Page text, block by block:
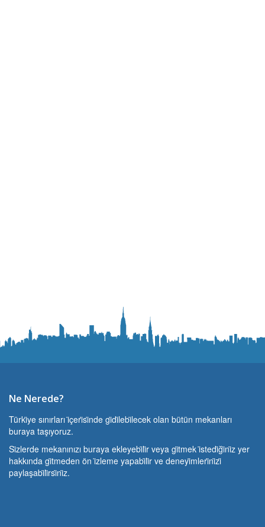
Ne Nerede?
Türki̇ye sınırları i̇çeri̇si̇nde gi̇di̇lebi̇lecek olan bütün mekanları
buraya taşıyoruz.
Si̇zlerde mekanınızı buraya ekleyebi̇li̇r veya gi̇tmek i̇stedi̇ği̇ni̇z yer
hakkında gi̇tmeden ön i̇zleme yapabi̇li̇r ve deneyi̇mleri̇ni̇zi̇
paylaşabi̇li̇rsi̇ni̇z.